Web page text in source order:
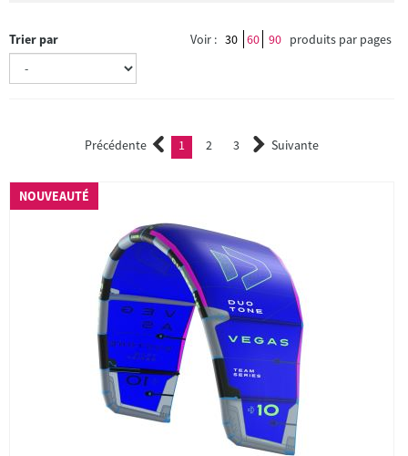
Trier par Voir : 30 60 90 produits par pages
Précédente 1 (current)
2 3 Suivante
NOUVEAUTÉ